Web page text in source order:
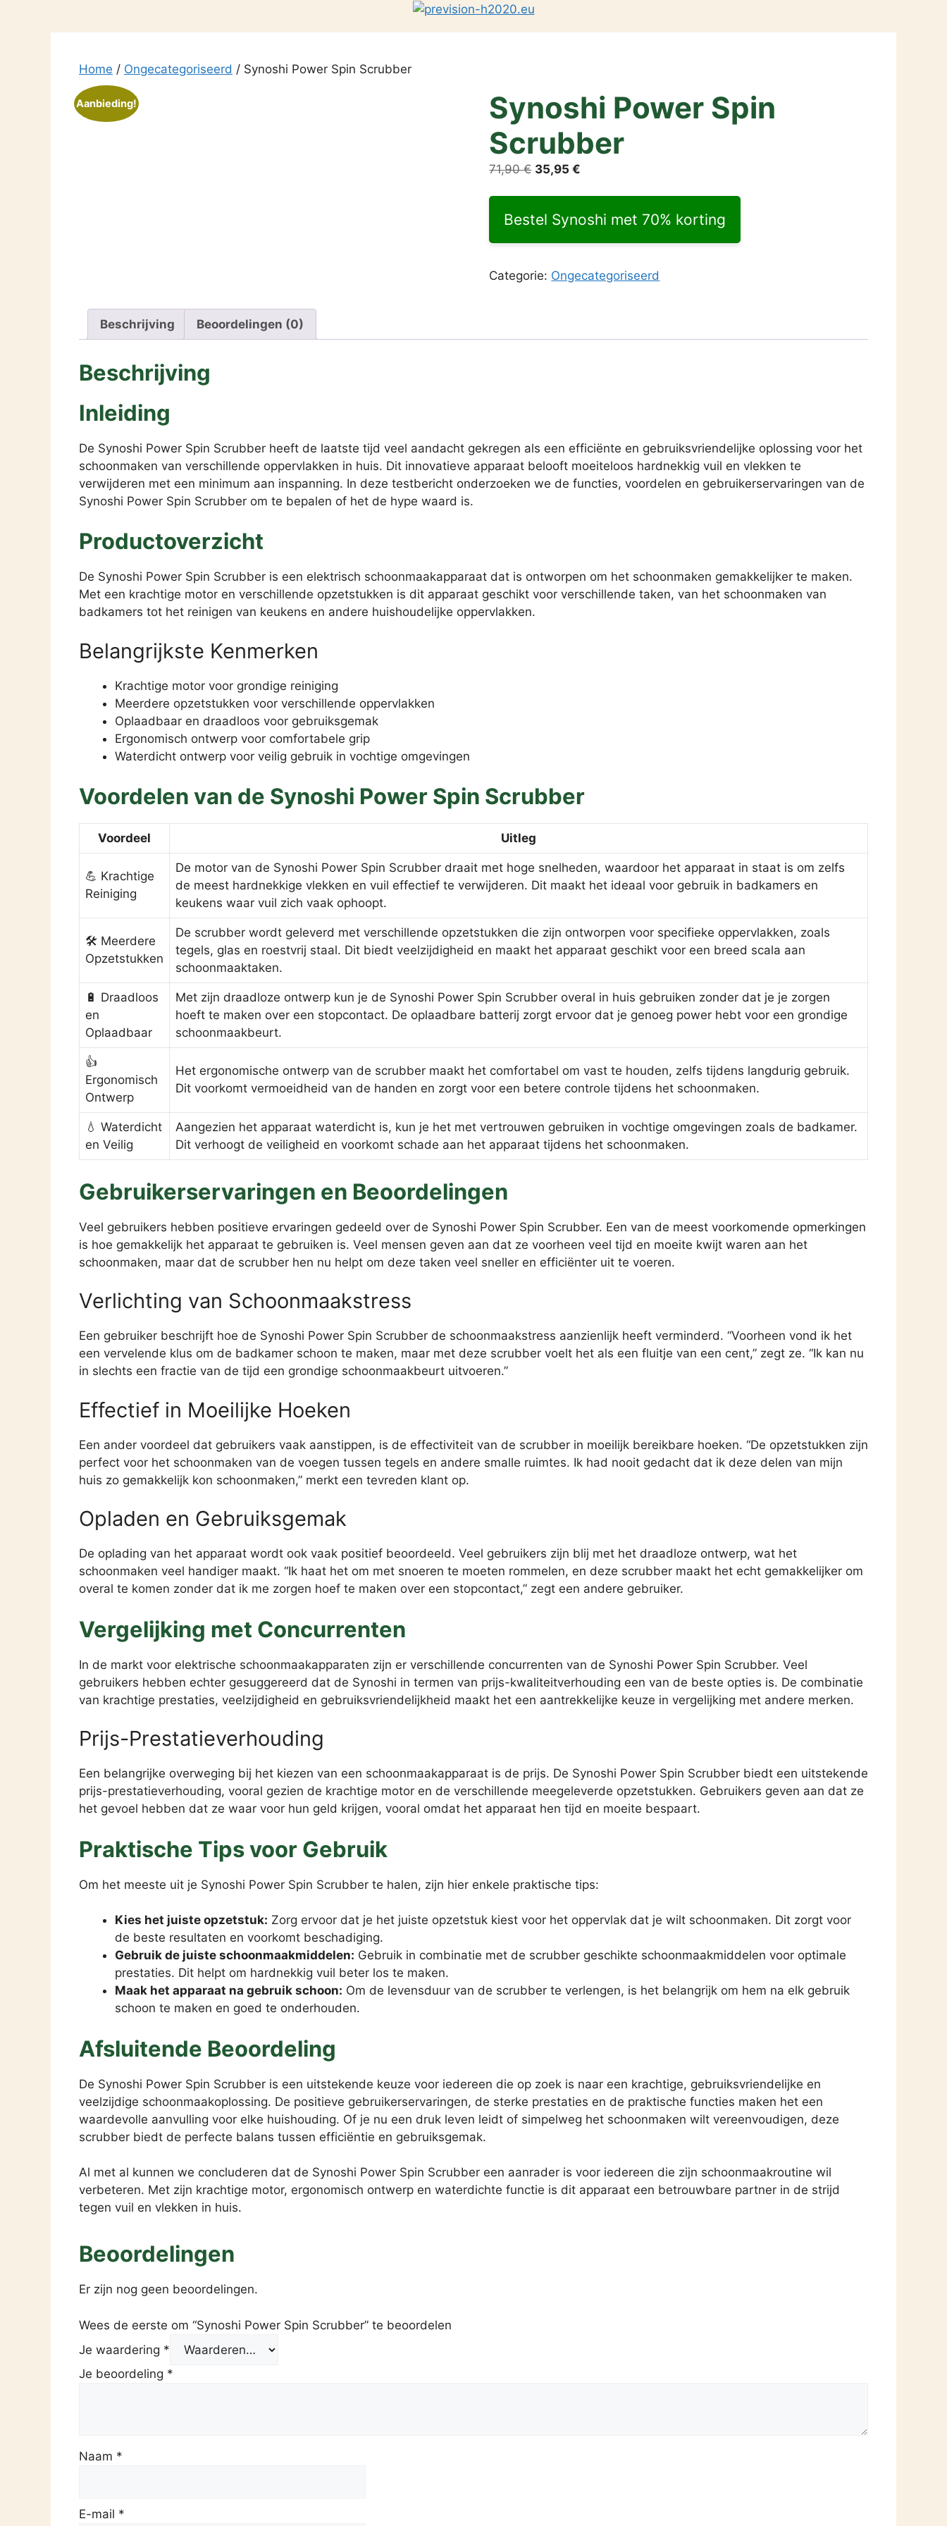
Home / Ongecategoriseerd / Synoshi Power Spin Scrubber
Aanbieding!
Synoshi Power Spin
Scrubber
71,90€ Oorspronkelijke
71,90 €.
35,95€
35,95 €.
Bestel Synoshi met 70% korting
Categorie: Ongecategoriseerd
Beschrijving Beoordelingen (0)
Beschrijving
Inleiding
De Synoshi Power Spin Scrubber heeft de laatste tijd veel aandacht gekregen als een efficiënte en gebruiksvriendelijke oplossing voor het
schoonmaken van verschillende oppervlakken in huis. Dit innovatieve apparaat belooft moeiteloos hardnekkig vuil en vlekken te
verwijderen met een minimum aan inspanning. In deze testbericht onderzoeken we de functies, voordelen en gebruikerservaringen van de
Synoshi Power Spin Scrubber om te bepalen of het de hype waard is.
Productoverzicht
De Synoshi Power Spin Scrubber is een elektrisch schoonmaakapparaat dat is ontworpen om het schoonmaken gemakkelijker te maken.
Met een krachtige motor en verschillende opzetstukken is dit apparaat geschikt voor verschillende taken, van het schoonmaken van
badkamers tot het reinigen van keukens en andere huishoudelijke oppervlakken.
Belangrijkste Kenmerken
Krachtige motor voor grondige reiniging
Meerdere opzetstukken voor verschillende oppervlakken
Oplaadbaar en draadloos voor gebruiksgemak
Ergonomisch ontwerp voor comfortabele grip
Waterdicht ontwerp voor veilig gebruik in vochtige omgevingen
Voordelen van de Synoshi Power Spin Scrubber
Voordeel Uitleg
💪 Krachtige
Reiniging
De motor van de Synoshi Power Spin Scrubber draait met hoge snelheden, waardoor het apparaat in staat is om zelfs
de meest hardnekkige vlekken en vuil effectief te verwijderen. Dit maakt het ideaal voor gebruik in badkamers en
keukens waar vuil zich vaak ophoopt.
🛠️ Meerdere
Opzetstukken
De scrubber wordt geleverd met verschillende opzetstukken die zijn ontworpen voor specifieke oppervlakken, zoals
tegels, glas en roestvrij staal. Dit biedt veelzijdigheid en maakt het apparaat geschikt voor een breed scala aan
schoonmaaktaken.
🔋 Draadloos
en
Oplaadbaar
Met zijn draadloze ontwerp kun je de Synoshi Power Spin Scrubber overal in huis gebruiken zonder dat je je zorgen
hoeft te maken over een stopcontact. De oplaadbare batterij zorgt ervoor dat je genoeg power hebt voor een grondige
schoonmaakbeurt.
👍
Ergonomisch
Ontwerp
Het ergonomische ontwerp van de scrubber maakt het comfortabel om vast te houden, zelfs tijdens langdurig gebruik.
Dit voorkomt vermoeidheid van de handen en zorgt voor een betere controle tijdens het schoonmaken.
💧 Waterdicht
en Veilig
Aangezien het apparaat waterdicht is, kun je het met vertrouwen gebruiken in vochtige omgevingen zoals de badkamer.
Dit verhoogt de veiligheid en voorkomt schade aan het apparaat tijdens het schoonmaken.
Gebruikerservaringen en Beoordelingen
Veel gebruikers hebben positieve ervaringen gedeeld over de Synoshi Power Spin Scrubber. Een van de meest voorkomende opmerkingen
is hoe gemakkelijk het apparaat te gebruiken is. Veel mensen geven aan dat ze voorheen veel tijd en moeite kwijt waren aan het
schoonmaken, maar dat de scrubber hen nu helpt om deze taken veel sneller en efficiënter uit te voeren.
Verlichting van Schoonmaakstress
Een gebruiker beschrijft hoe de Synoshi Power Spin Scrubber de schoonmaakstress aanzienlijk heeft verminderd. “Voorheen vond ik het
een vervelende klus om de badkamer schoon te maken, maar met deze scrubber voelt het als een fluitje van een cent,” zegt ze. “Ik kan nu
in slechts een fractie van de tijd een grondige schoonmaakbeurt uitvoeren.”
Effectief in Moeilijke Hoeken
Een ander voordeel dat gebruikers vaak aanstippen, is de effectiviteit van de scrubber in moeilijk bereikbare hoeken. “De opzetstukken zijn
perfect voor het schoonmaken van de voegen tussen tegels en andere smalle ruimtes. Ik had nooit gedacht dat ik deze delen van mijn
huis zo gemakkelijk kon schoonmaken,” merkt een tevreden klant op.
Opladen en Gebruiksgemak
De oplading van het apparaat wordt ook vaak positief beoordeeld. Veel gebruikers zijn blij met het draadloze ontwerp, wat het
schoonmaken veel handiger maakt. “Ik haat het om met snoeren te moeten rommelen, en deze scrubber maakt het echt gemakkelijker om
overal te komen zonder dat ik me zorgen hoef te maken over een stopcontact,” zegt een andere gebruiker.
Vergelijking met Concurrenten
In de markt voor elektrische schoonmaakapparaten zijn er verschillende concurrenten van de Synoshi Power Spin Scrubber. Veel
gebruikers hebben echter gesuggereerd dat de Synoshi in termen van prijs-kwaliteitverhouding een van de beste opties is. De combinatie
van krachtige prestaties, veelzijdigheid en gebruiksvriendelijkheid maakt het een aantrekkelijke keuze in vergelijking met andere merken.
Prijs-Prestatieverhouding
Een belangrijke overweging bij het kiezen van een schoonmaakapparaat is de prijs. De Synoshi Power Spin Scrubber biedt een uitstekende
prijs-prestatieverhouding, vooral gezien de krachtige motor en de verschillende meegeleverde opzetstukken. Gebruikers geven aan dat ze
het gevoel hebben dat ze waar voor hun geld krijgen, vooral omdat het apparaat hen tijd en moeite bespaart.
Praktische Tips voor Gebruik
Om het meeste uit je Synoshi Power Spin Scrubber te halen, zijn hier enkele praktische tips:
Kies het juiste opzetstuk: Zorg ervoor dat je het juiste opzetstuk kiest voor het oppervlak dat je wilt schoonmaken. Dit zorgt voor
de beste resultaten en voorkomt beschadiging.
Gebruik de juiste schoonmaakmiddelen: Gebruik in combinatie met de scrubber geschikte schoonmaakmiddelen voor optimale
prestaties. Dit helpt om hardnekkig vuil beter los te maken.
Maak het apparaat na gebruik schoon: Om de levensduur van de scrubber te verlengen, is het belangrijk om hem na elk gebruik
schoon te maken en goed te onderhouden.
Afsluitende Beoordeling
De Synoshi Power Spin Scrubber is een uitstekende keuze voor iedereen die op zoek is naar een krachtige, gebruiksvriendelijke en
veelzijdige schoonmaakoplossing. De positieve gebruikerservaringen, de sterke prestaties en de praktische functies maken het een
waardevolle aanvulling voor elke huishouding. Of je nu een druk leven leidt of simpelweg het schoonmaken wilt vereenvoudigen, deze
scrubber biedt de perfecte balans tussen efficiëntie en gebruiksgemak.
Al met al kunnen we concluderen dat de Synoshi Power Spin Scrubber een aanrader is voor iedereen die zijn schoonmaakroutine wil
verbeteren. Met zijn krachtige motor, ergonomisch ontwerp en waterdichte functie is dit apparaat een betrouwbare partner in de strijd
tegen vuil en vlekken in huis.
Beoordelingen
Er zijn nog geen beoordelingen.
Wees de eerste om “Synoshi Power Spin Scrubber” te beoordelen
Je waardering *
Je beoordeling *
Naam *
E-mail *